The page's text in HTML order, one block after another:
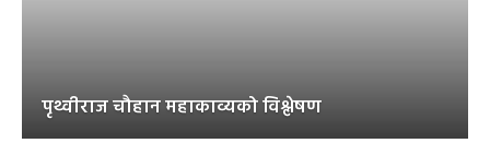
पृथ्वीराज चौहान महाकाव्यको विश्लेषण